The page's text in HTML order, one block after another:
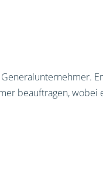
beauftragen, wobei